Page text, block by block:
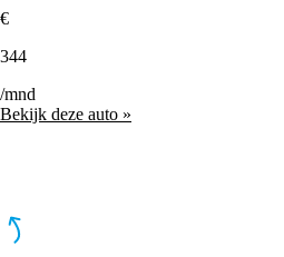
€
344
/mnd
Bekijk deze auto »